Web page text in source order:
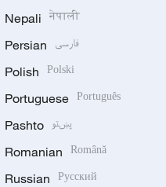
Nepali नेपाली
Persian فارسی
Polish Polski
Portuguese Português
Pashto پښتو
Romanian Română
Russian Русский